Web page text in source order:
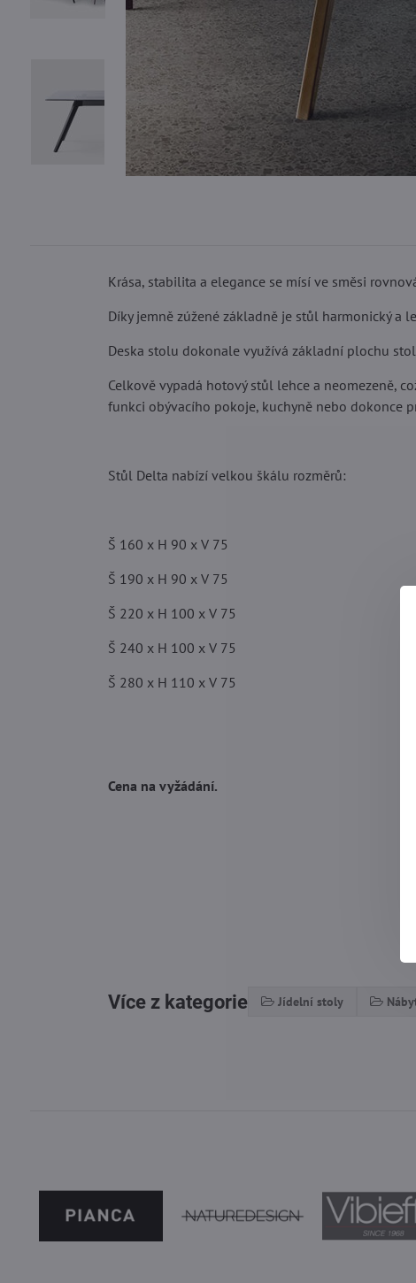
Krása, stabilita a elegance se mísí ve směsi
Díky jemně zúžené základně je stůl harmonický
Deska stolu dokonale využívá základní plochu
Celkově vypadá hotový stůl lehce a neomezeně,
funkci obývacího pokoje, kuchyně nebo dokonce
Stůl Delta nabízí velkou škálu rozměrů:
Š 160 x H 90 x V 75
Š 190 x H 90 x V 75
Š 220 x H 100 x V 75
Š 240 x H 100 x V 75
Š 280 x H 110 x V 75
Cena na vyžádání.
Více z kategorie Jídelní stoly